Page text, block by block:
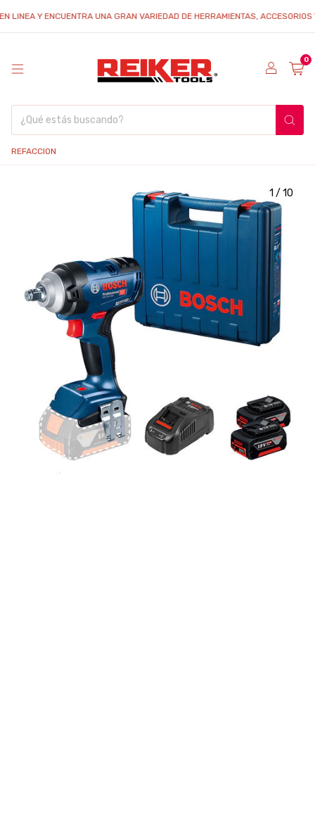
Y ENCUENTRA UNA GRAN VARIEDAD DE HERRAMIENTAS, ACCESORIOS Y
0
REFACCION
1 / 10